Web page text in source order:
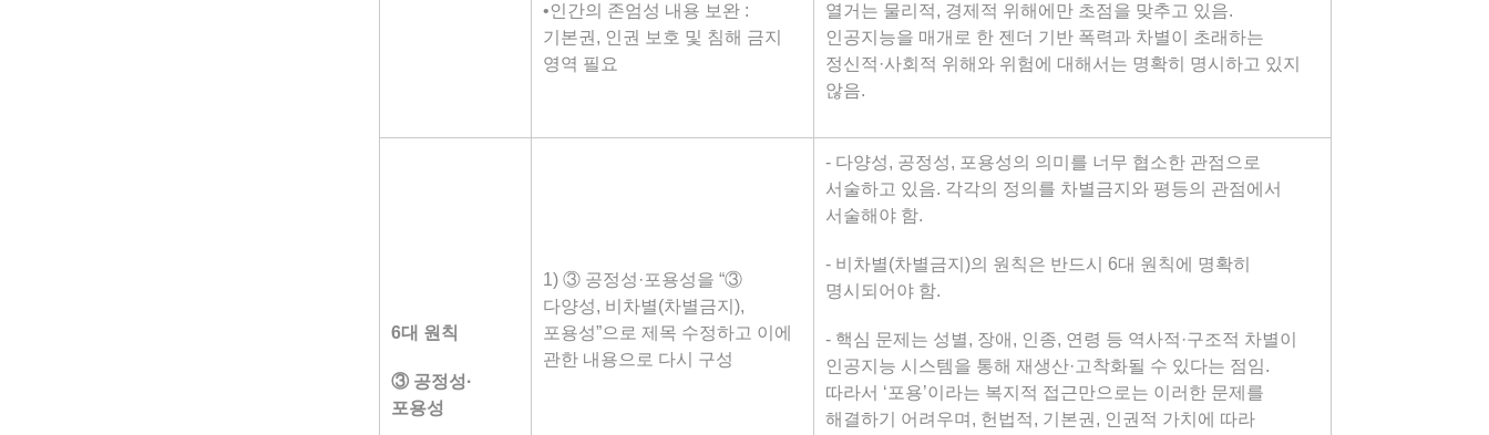
•인간의 존엄성 내용 보완 :
기본권, 인권 보호 및 침해 금지
영역 필요
열거는 물리적, 경제적 위해에만 초점을 맞추고 있음.
인공지능을 매개로 한 젠더 기반 폭력과 차별이 초래하는
정신적·사회적 위해와 위험에 대해서는 명확히 명시하고 있지
않음.
6대 원칙
③ 공정성·
포용성
1) ③ 공정성·포용성을 “③
다양성, 비차별(차별금지),
포용성”으로 제목 수정하고 이에
관한 내용으로 다시 구성
- 다양성, 공정성, 포용성의 의미를 너무 협소한 관점으로
서술하고 있음. 각각의 정의를 차별금지와 평등의 관점에서
서술해야 함.
- 비차별(차별금지)의 원칙은 반드시 6대 원칙에 명확히
명시되어야 함.
- 핵심 문제는 성별, 장애, 인종, 연령 등 역사적·구조적 차별이
인공지능 시스템을 통해 재생산·고착화될 수 있다는 점임.
따라서 ‘포용’이라는 복지적 접근만으로는 이러한 문제를
해결하기 어려우며, 헌법적, 기본권, 인권적 가치에 따라